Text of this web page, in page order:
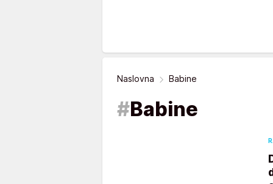
Naslovna Babine
#Babine